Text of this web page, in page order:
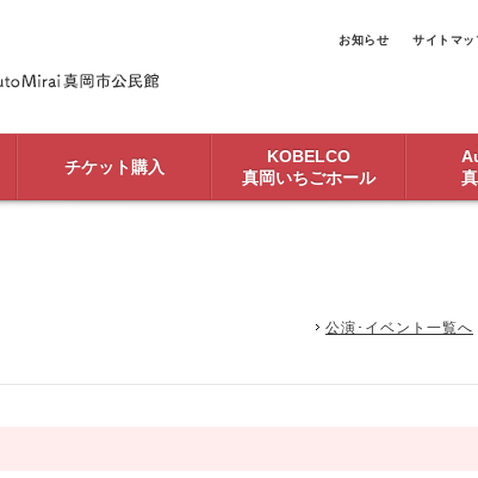
お知らせ サイトマッ
チケット購入
KOBELCO
真岡いちごホール
公演･イベント一覧へ